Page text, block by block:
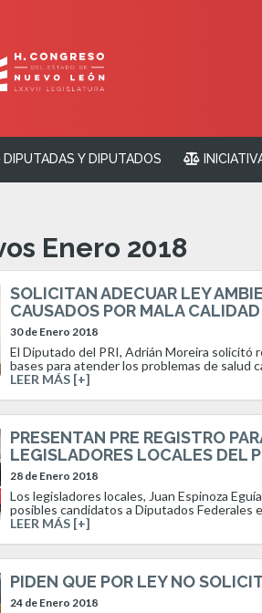
DIPUTADAS Y DIPUTADOS
Enero 2018
SOLICITAN ADECUAR LEY
CAUSADOS POR MALA CALIDAD
30 de Enero 2018
El Diputado del PRI, Adrián Moreira solicitó
bases para atender los problemas de salud
LEER MÁS [+]
PRESENTAN PRE REGISTRO
LEGISLADORES LOCALES DEL
28 de Enero 2018
Los legisladores locales, Juan Espinoza
posibles candidatos a Diputados Federales
LEER MÁS [+]
PIDEN QUE POR LEY NO
24 de Enero 2018